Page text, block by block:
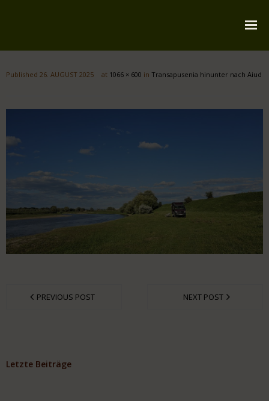
Datenschutz
Published 26. AUGUST 2025 at 1066 × 600 in Transapusenia hinunter nach Aiud
PREVIOUS POST NEXT POST
Letzte Beiträge